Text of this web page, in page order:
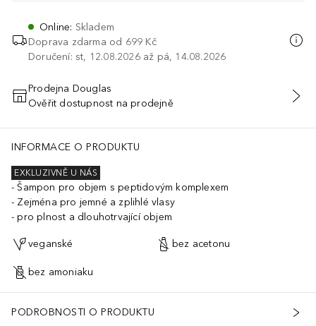
Online: Skladem
Doprava zdarma od 699 Kč
Doručení: st, 12.08.2026 až pá, 14.08.2026
PŘIDAT DO KOŠÍKU
Prodejna Douglas
Ověřit dostupnost na prodejně
INFORMACE O PRODUKTU
EXKLUZIVNĚ U NÁS
Šampon pro objem s peptidovým komplexem
Zejména pro jemné a zplihlé vlasy
pro plnost a dlouhotrvající objem
veganské bez acetonu
bez amoniaku
PODROBNOSTI O PRODUKTU